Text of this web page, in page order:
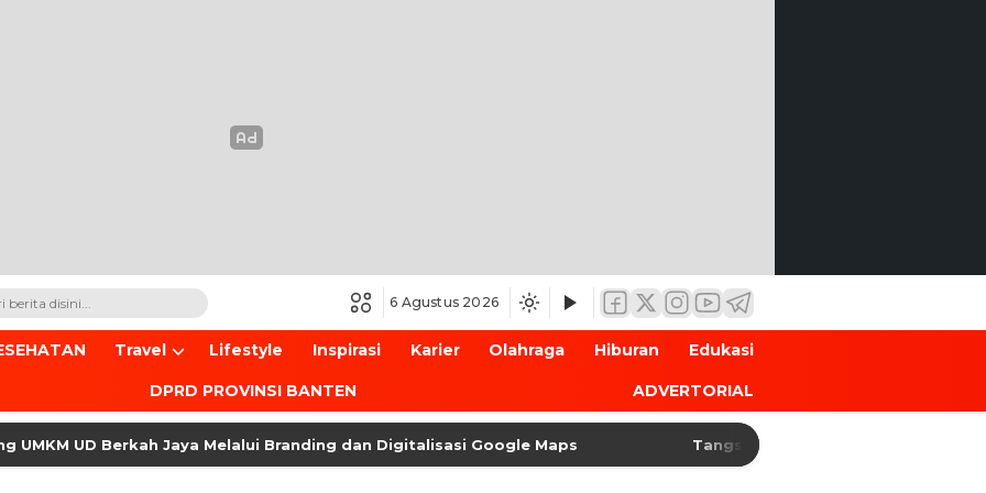
6 Agustus 2026
Travel Lifestyle Inspirasi Karier Olahraga Hiburan Edukasi
DPRD PROVINSI BANTEN ADVERTORIAL
UD Berkah Jaya Melalui Branding dan Digitalisasi Google Maps Tangsel Matangkan Peringatan HUT Ke-